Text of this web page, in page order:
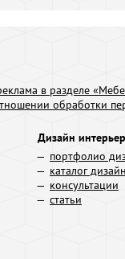
в разделе
обработки
Дизайн
портфолио
каталог
консультации
статьи